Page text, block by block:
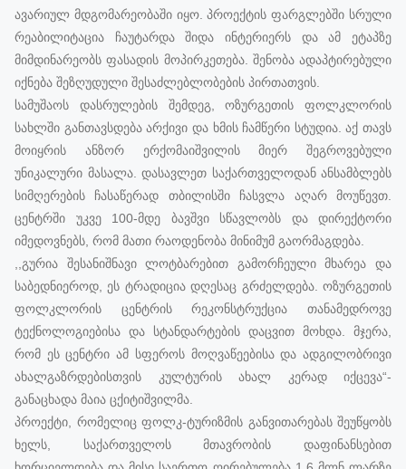
ავარიულ მდგომარეობაში იყო. პროექტის ფარგლებში სრული
რეაბილიტაცია ჩაუტარდა შიდა ინტერიერს და ამ ეტაპზე
მიმდინარეობს ფასადის მოპირკეთება. შენობა ადაპტირებული
იქნება შეზღუდული შესაძლებლობების პირთათვის.
სამუშაოს დასრულების შემდეგ, ოზურგეთის ფოლკლორის
სახლში განთავსდება არქივი და ხმის ჩამწერი სტუდია. აქ თავს
მოიყრის ანზორ ერქომაიშვილის მიერ შეგროვებული
უნიკალური მასალა. დასავლეთ საქართველოდან ანსამბლებს
სიმღერების ჩასაწერად თბილისში ჩასვლა აღარ მოუწევთ.
ცენტრში უკვე 100-მდე ბავშვი სწავლობს და დირექტორი
იმედოვნებს, რომ მათი რაოდენობა მინიმუმ გაორმაგდება.
,,გურია შესანიშნავი ლოტბარებით გამორჩეული მხარეა და
საბედნიეროდ, ეს ტრადიცია დღესაც გრძელდება. ოზურგეთის
ფოლკლორის ცენტრის რეკონსტრუქცია თანამედროვე
ტექნოლოგიებისა და სტანდარტების დაცვით მოხდა. მჯერა,
რომ ეს ცენტრი ამ სფეროს მოღვაწეებისა და ადგილობრივი
ახალგაზრდებისთვის კულტურის ახალ კერად იქცევა“-
განაცხადა მაია ცქიტიშვილმა.
პროექტი, რომელიც ფოლკ-ტურიზმის განვითარებას შეუწყობს
ხელს, საქართველოს მთავრობის დაფინანსებით